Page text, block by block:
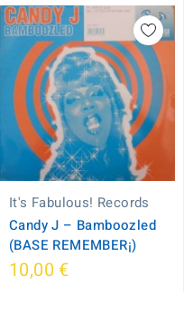
It's Fabulous! Records
Candy J – Bamboozled
(BASE REMEMBER¡)
10,00 €